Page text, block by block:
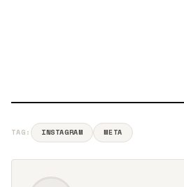
TAG: INSTAGRAM META